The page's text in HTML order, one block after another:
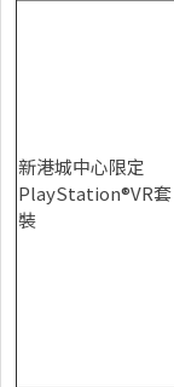
新港城中心限定
PlayStation®VR套
裝